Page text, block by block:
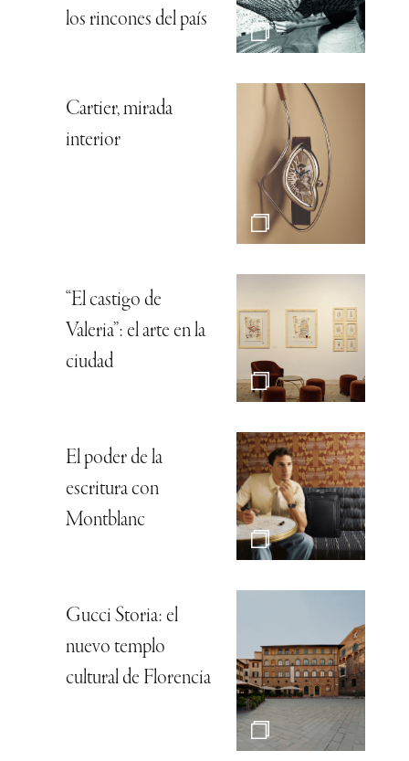
los rincones del país
Cartier, mirada
interior
“El castigo de
Valeria”: el arte en la
ciudad
El poder de la
escritura con
Montblanc
Gucci Storia: el
nuevo templo
cultural de Florencia